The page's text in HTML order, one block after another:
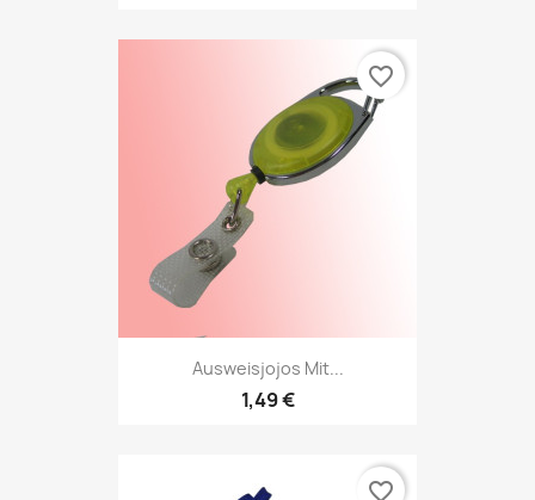
Ausweisjojos Mit...
1,49 €
favorite_border
favorite_border